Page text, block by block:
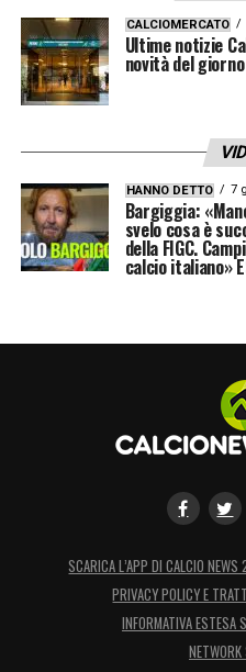
CALCIOMERCATO
Ultime notizie
novità del giorno
HANNO DETTO 7
Bargiggia:
svelo cosa è
della FIGC.
calcio italiano»
SCARICA L’APP DI CALCIO NEWS
PRIVACY POLICY E
INFORMATIVA ESTESA